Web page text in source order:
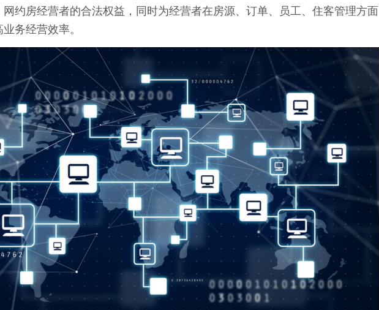
约房经营者的合法权益，同时为经营者在房源、订单、员工、住客管理方面
务经营效率。